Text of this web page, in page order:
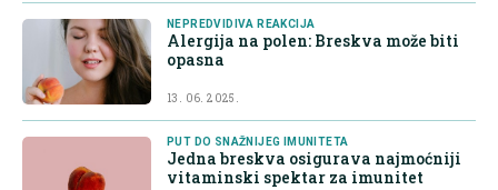
NEPREDVIDIVA REAKCIJA
Alergija na polen: Breskva može biti
opasna
13. 06. 2025.
PUT DO SNAŽNIJEG IMUNITETA
Jedna breskva osigurava najmoćniji
vitaminski spektar za imunitet